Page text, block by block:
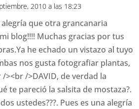
2010 a las 18:23
alegría que otra grancanaria
blog!!!! Muchas gracias por tus
he echado un vistazo al tuyo
nos gusta fotografiar plantas,
/><br />DAVID, de verdad la
te pareció la salsita de mostaza?.
ustedes???. Pues es una alegría